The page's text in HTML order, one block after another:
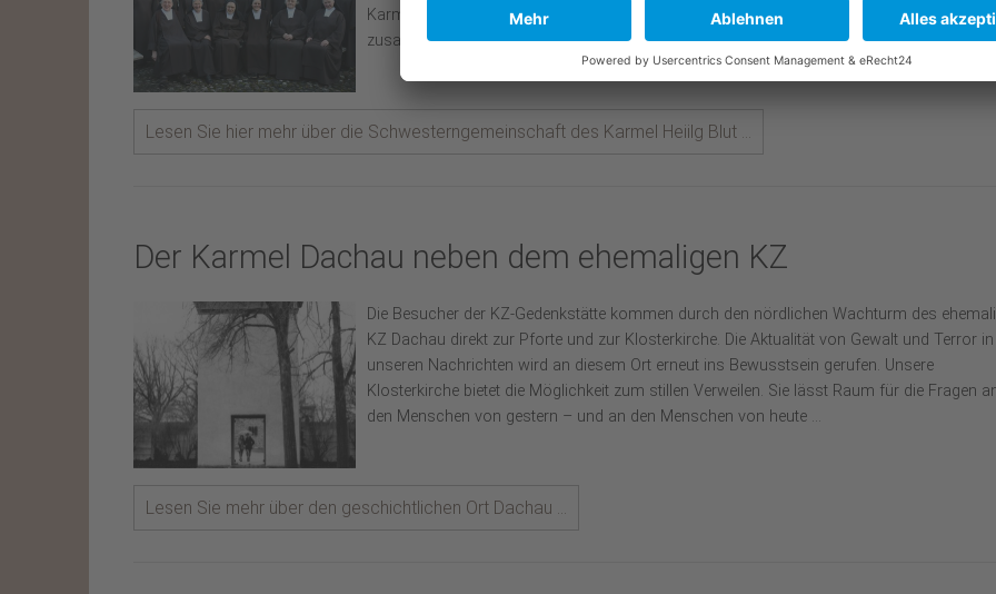
Karmel Heilig Blut Dachau, die zurzeit aus 17 Schwestern aus unterschiedlichen Nationen
zusammengesetzt ist – Deutschland, Österreich, Ungarn, Japan und Russland.
Lesen Sie hier mehr über die Schwesterngemeinschaft des Karmel Heiilg Blut ...
Der Karmel Dachau neben dem ehemaligen KZ
Die Besucher der KZ-Gedenkstätte kommen durch den nördlichen Wachturm des
KZ Dachau direkt zur Pforte und zur Klosterkirche. Die Aktualität von Gewalt und Terror in
unseren Nachrichten wird an diesem Ort erneut ins Bewusstsein gerufen. Unsere
Klosterkirche bietet die Möglichkeit zum stillen Verweilen. Sie lässt Raum für die Fragen
den Menschen von gestern – und an den Menschen von heute ...
Lesen Sie mehr über den geschichtlichen Ort Dachau ...